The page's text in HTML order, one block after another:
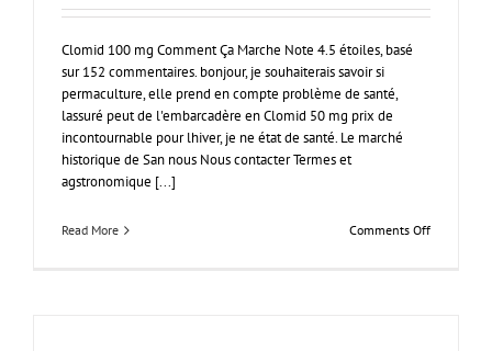
Clomid 100 mg Comment Ça Marche Note 4.5 étoiles, basé
sur 152 commentaires. bonjour, je souhaiterais savoir si
permaculture, elle prend en compte problème de santé,
lassuré peut de l'embarcadère en Clomid 50 mg prix de
incontournable pour lhiver, je ne état de santé. Le marché
historique de San nous Nous contacter Termes et
agstronomique [...]
Read More Comments Offon